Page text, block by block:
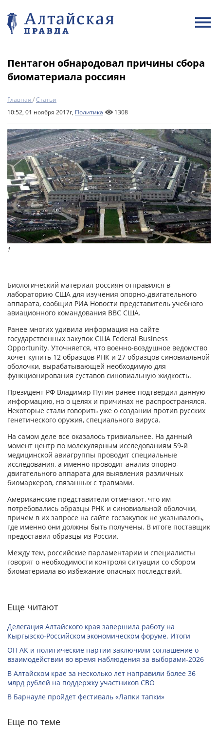
Пентагон обнародовал причины сбора
биоматериала россиян
Главная /Статьи
10:52, 01 ноября 2017г, Политика 1308
1
Биологический материал россиян отправился в
лабораторию США для изучения опорно-двигательного
аппарата, сообщил РИА Новости представитель учебного
авиационного командования ВВС США.
Ранее многих удивила информация на сайте
государственных закупок США Federal Business
Opportunity. Уточняется, что военно-воздушное ведомство
хочет купить 12 образцов РНК и 27 образцов синовиальной
оболочки, вырабатывающей необходимую для
функционирования суставов синовиальную жидкость.
Президент РФ Владимир Путин ранее подтвердил данную
информацию, но о целях и причинах не распространялся.
Некоторые стали говорить уже о создании против русских
генетического оружия, специального вируса.
На самом деле все оказалось тривиальнее. На данный
момент центр по молекулярным исследованиям 59-й
медицинской авиагруппы проводит специальные
исследования, а именно проводит анализ опорно-
двигательного аппарата для выявления различных
биомаркеров, связанных с травмами.
Американские представители отмечают, что им
потребовались образцы РНК и синовиальной оболочки,
причем в их запросе на сайте госзакупок не указывалось,
где именно они должны быть получены. В итоге поставщик
предоставил образцы из России.
Между тем, российские парламентарии и специалисты
говорят о необходимости контроля ситуации со сбором
биоматериала во избежание опасных последствий.
Еще читают
Делегация Алтайского края завершила работу на
Кыргызско-Российском экономическом форуме. Итоги
ОП АК и политические партии заключили соглашение о
взаимодействии во время наблюдения за выборами-2026
В Алтайском крае за несколько лет направили более 36
млрд рублей на поддержку участников СВО
В Барнауле пройдет фестиваль «Лапки тапки»
Еще по теме